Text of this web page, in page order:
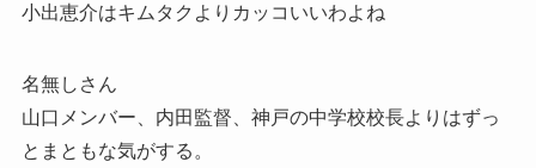
小出恵介はキムタクよりカッコいいわよね
名無しさん
山口メンバー、内田監督、神戸の中学校校長よりはずっ
とまともな気がする。